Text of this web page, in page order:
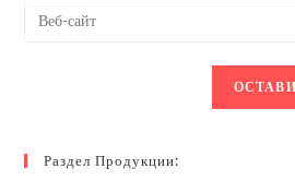
пользователя,
адрес,
Введите
Раздел Продукции: